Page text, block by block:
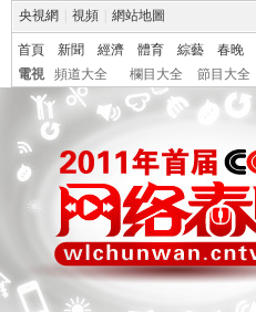
央視網 視頻 網站地圖
首頁 新聞 經濟 體育 綜藝 春晚
電視
頻道大全 欄目大全 節目大全